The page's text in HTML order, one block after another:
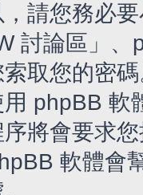
請您務必
討論區」
索取您的密
phpBB 軟
將會要求
軟體會